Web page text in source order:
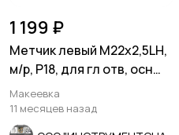
1 199 ₽
Метчик левый М22х2,5LH,
м/р, Р18, для гл отв, осн
шаг, 112/37 мм, СССР
Макеевка
11 месяцев назад